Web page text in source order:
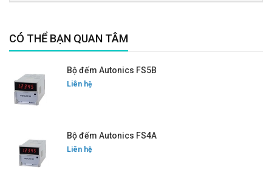
CÓ THỂ BẠN QUAN TÂM
Bộ đếm Autonics FS5B
Liên hệ
Bộ đếm Autonics FS4A
Liên hệ